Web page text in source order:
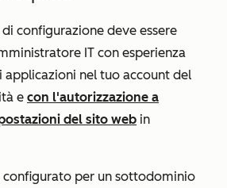
configurazione deve essere
IT con esperienza
applicazioni nel tuo account del
e con l'autorizzazione a
del sito web in
configurato per un sottodominio